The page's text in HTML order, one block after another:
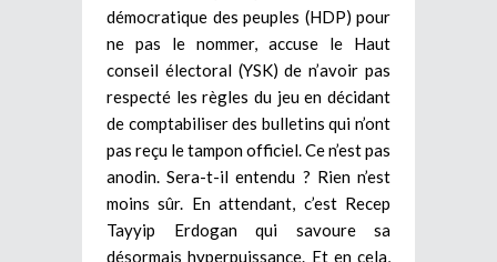
démocratique des peuples (HDP) pour
ne pas le nommer, accuse le Haut
conseil électoral (YSK) de n’avoir pas
respecté les règles du jeu en décidant
de comptabiliser des bulletins qui n’ont
pas reçu le tampon officiel. Ce n’est pas
anodin. Sera-t-il entendu ? Rien n’est
moins sûr. En attendant, c’est Recep
Tayyip Erdogan qui savoure sa
désormais hyperpuissance. Et en cela,